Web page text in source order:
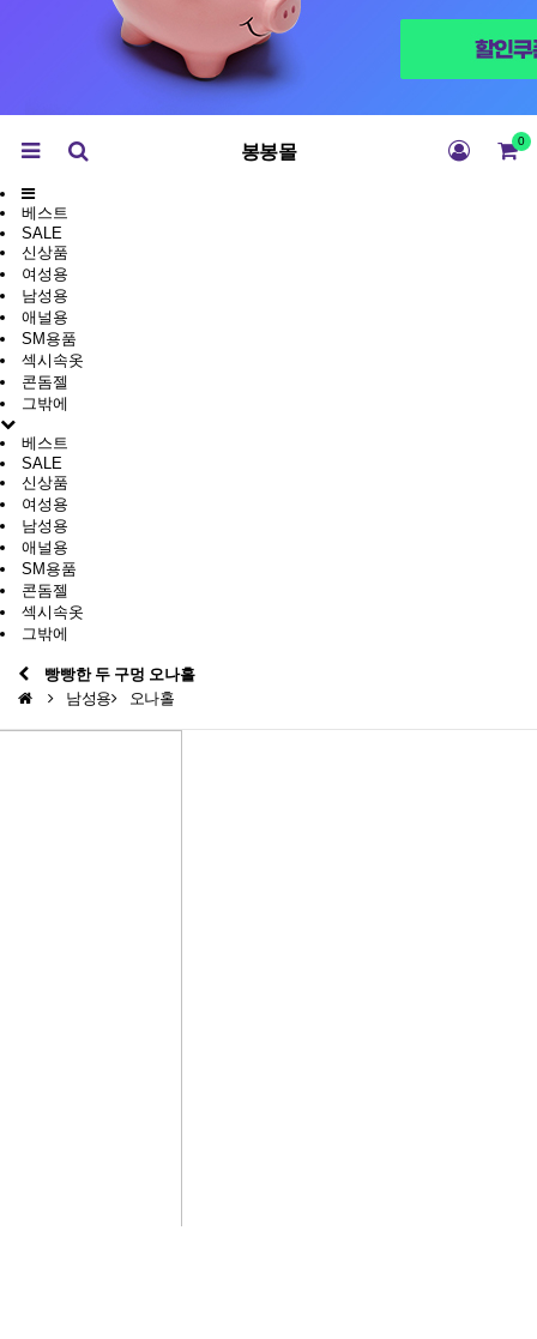
봉봉몰 0
베스트
SALE
신상품
여성용
남성용
애널용
SM용품
섹시속옷
콘돔젤
그밖에
베스트
SALE
신상품
여성용
남성용
애널용
SM용품
콘돔젤
섹시속옷
그밖에
빵빵한 두 구멍 오나홀
남성용
오나홀